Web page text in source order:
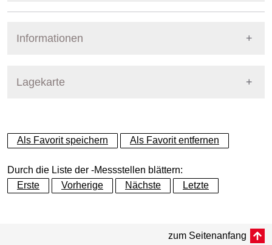
Informationen
Lagekarte
+
−
Als Favorit speichern Als Favorit entfernen
Durch die Liste der -Messstellen blättern:
Erste
Vorherige Nächste Letzte
zum Seitenanfang